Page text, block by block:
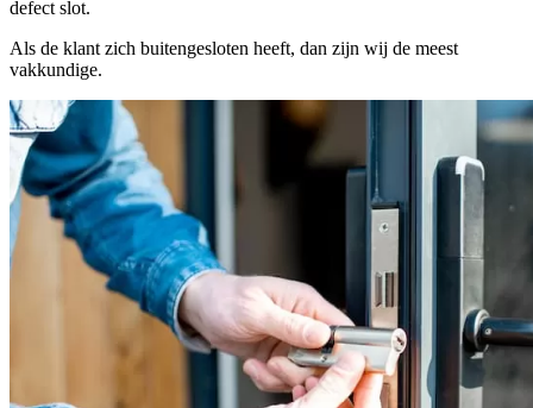
defect slot.
Als de klant zich buitengesloten heeft, dan zijn wij de meest
vakkundige.